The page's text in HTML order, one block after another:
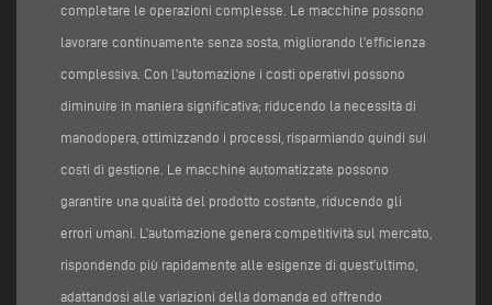
completare le operazioni complesse. Le macchine possono
lavorare continuamente senza sosta, migliorando l’efficienza
complessiva. Con l’automazione i costi operativi possono
diminuire in maniera significativa; riducendo la necessità di
manodopera, ottimizzando i processi, risparmiando quindi sui
costi di gestione. Le macchine automatizzate possono
garantire una qualità del prodotto costante, riducendo gli
errori umani. L’automazione genera competitività sul mercato,
rispondendo più rapidamente alle esigenze di quest’ultimo,
adattandosi alle variazioni della domanda ed offrendo